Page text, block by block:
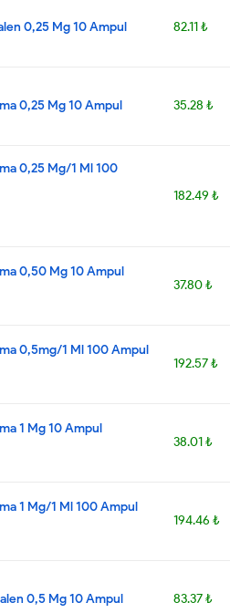
0,25 Mg 10 Ampul 82.11 ₺
0,25 Mg 10 Ampul 35.28 ₺
0,25 Mg/1 Ml 100
182.49 ₺
0,50 Mg 10 Ampul
37.80 ₺
0,5mg/1 Ml 100 Ampul
192.57 ₺
1 Mg 10 Ampul
38.01 ₺
1 Mg/1 Ml 100 Ampul
194.46 ₺
0,5 Mg 10 Ampul 83.37 ₺